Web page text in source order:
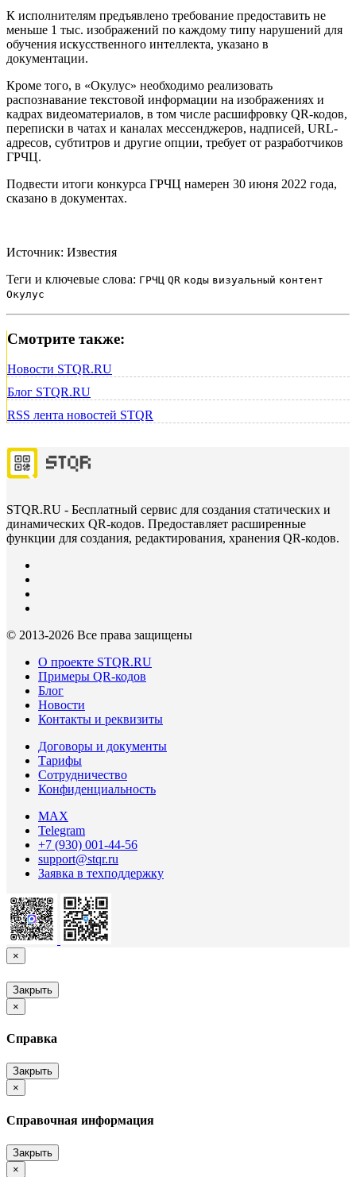
К исполнителям предъявлено требование предоставить не
меньше 1 тыс. изображений по каждому типу нарушений для
обучения искусственного интеллекта, указано в
документации.
Кроме того, в «Окулус» необходимо реализовать
распознавание текстовой информации на изображениях и
кадрах видеоматериалов, в том числе расшифровку QR-кодов,
переписки в чатах и каналах мессенджеров, надписей, URL-
адресов, субтитров и другие опции, требует от разработчиков
ГРЧЦ.
Подвести итоги конкурса ГРЧЦ намерен 30 июня 2022 года,
сказано в документах.
Источник: Известия
Теги и ключевые слова: ГРЧЦ QR коды визуальный контент
Окулус
Смотрите также:
Новости STQR.RU
Блог STQR.RU
RSS лента новостей STQR
STQR.RU - Бесплатный сервис для создания статических и
динамических QR-кодов. Предоставляет расширенные
функции для создания, редактирования, хранения QR-кодов.
© 2013-2026 Все права защищены
О проекте STQR.RU
Примеры QR-кодов
Блог
Новости
Контакты и реквизиты
Договоры и документы
Тарифы
Сотрудничество
Конфиденциальность
MAX
Telegram
+7 (930) 001-44-56
support@stqr.ru
Заявка в техподдержку
×
Закрыть
×
Справка
Закрыть
×
Справочная информация
Закрыть
×